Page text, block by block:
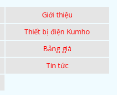
Giới thiệu
Thiết bị điện Kumho
Bảng giá
Tin tức